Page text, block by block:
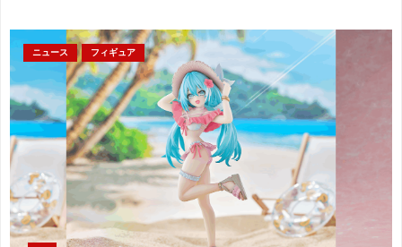
ニュース フィギュア